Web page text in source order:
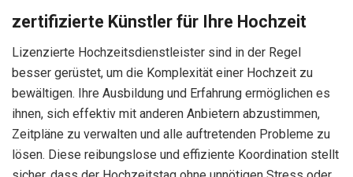
zertifizierte Künstler für Ihre Hochzeit
Lizenzierte Hochzeitsdienstleister sind in der Regel
besser gerüstet, um die Komplexität einer Hochzeit zu
bewältigen. Ihre Ausbildung und Erfahrung ermöglichen es
ihnen, sich effektiv mit anderen Anbietern abzustimmen,
Zeitpläne zu verwalten und alle auftretenden Probleme zu
lösen. Diese reibungslose und effiziente Koordination stellt